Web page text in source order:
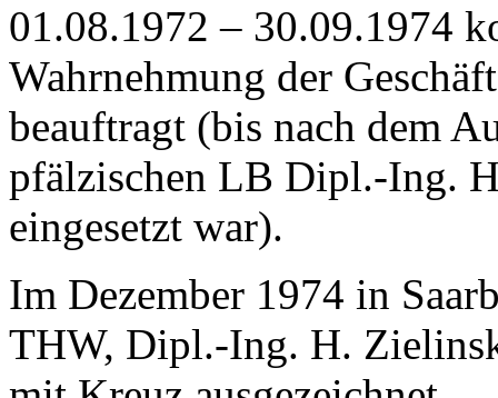
01.08.1972 – 30.09.1974
Wahrnehmung der
beauftragt (bis nach dem
pfälzischen LB Dipl.-Ing.
eingesetzt war).
Im Dezember 1974 in
THW, Dipl.-Ing. H.